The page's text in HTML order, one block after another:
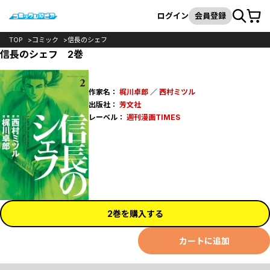
検索
ログイン 会員登録カート
TOP コミック 信長のシェフ
信長のシェフ 2巻
作家名： 梶川卓郎／ 西村ミツル
出版社： 芳文社
レーベル： 週刊漫画TIMES
2巻を購入する
カートに追加